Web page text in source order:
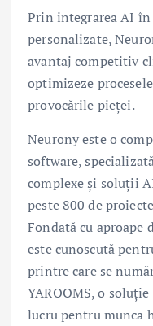
Prin integrarea AI
personalizate,
avantaj competitiv
optimizeze
provocările pieței.
Neurony este o
software,
complexe și soluții
peste 800 de
Fondată cu aproape
este cunoscută
printre care se
YAROOMS, o
lucru pentru munca